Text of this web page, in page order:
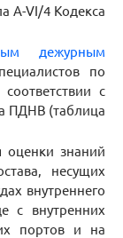
A-VI/4 Кодекса
дежурным
по
с
ПДНВ (таблица
знаний
несущих
внутреннего
с внутренних
портов и на